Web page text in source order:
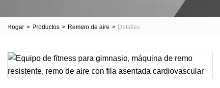
Hogar > Productos > Remero de aire > Detalles